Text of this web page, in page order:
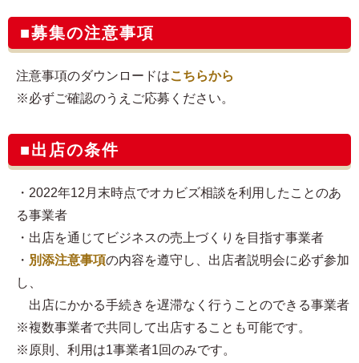
■募集の注意事項
注意事項のダウンロードはこちらから
※必ずご確認のうえご応募ください。
■出店の条件
・2022年12月末時点でオカビズ相談を利用したことのあ
る事業者
・出店を通じてビジネスの売上づくりを目指す事業者
・ 別添注意事項の内容を遵守し、出店者説明会に必ず参加
し、
出店にかかる手続きを遅滞なく行うことのできる事業者
※複数事業者で共同して出店することも可能です。
※原則、利用は1事業者1回のみです。